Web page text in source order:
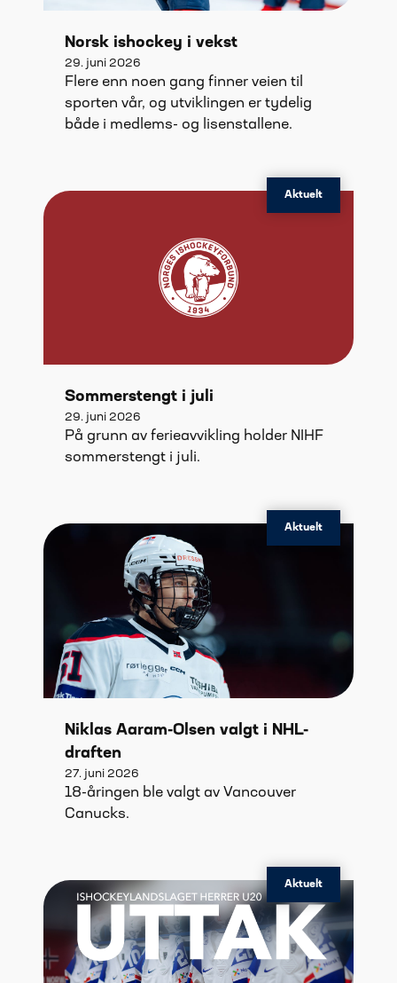
Norsk ishockey i vekst
29. juni 2026
Flere enn noen gang finner veien til
sporten vår, og utviklingen er tydelig
både i medlems- og lisenstallene.
Aktuelt
Sommerstengt i juli
29. juni 2026
På grunn av ferieavvikling holder NIHF
sommerstengt i juli.
Aktuelt
Niklas Aaram-Olsen valgt i NHL-
draften
27. juni 2026
18-åringen ble valgt av Vancouver
Canucks.
Aktuelt